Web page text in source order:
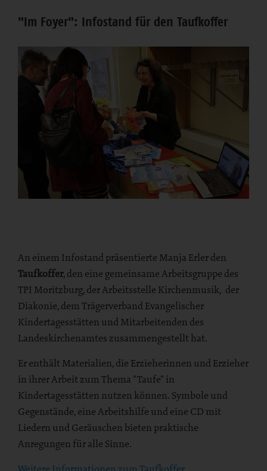
"Im Foyer": Infostand für den Taufkoffer
An einem Infostand präsentierte Manja Erler den
Taufkoffer, den eine gemeinsame Arbeitsgruppe des
TPI Moritzburg, der Arbeitsstelle Kirchenmusik, der
Diakonie, dem Trägerverband Evangelischer
Kindertagesstätten und Mitarbeitenden des
Landeskirchenamtes zusammengestellt hat.
Er enthält Materialien, die Erzieherinnen und Erzieher
in ihrer Arbeit zum Thema "Taufe" in
Kindertagesstätten nutzen können. Symbole und
Gegenstände, eine Arbeitshilfe und eine CD mit
Liedern und Geräuschen bieten praktische
Anregungen für alle Sinne.